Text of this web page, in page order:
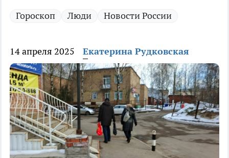
Гороскоп Люди Новости России
14 апреля 2025 Екатерина Рудковская